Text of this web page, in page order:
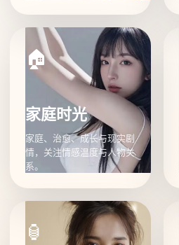
🏠
家庭时光
家庭、治愈、成长与现实剧
情，关注情感温度与人物关
系。
🏮